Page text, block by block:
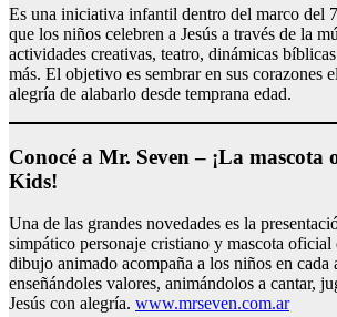
Es una iniciativa infantil dentro del marco del
que los niños celebren a Jesús a través de la
actividades creativas, teatro, dinámicas
más. El objetivo es sembrar en sus corazones
alegría de alabarlo desde temprana edad.
Conocé a Mr. Seven – ¡La mascota
Kids!
Una de las grandes novedades es la
simpático personaje cristiano y mascota
dibujo animado acompaña a los niños en cada
enseñándoles valores, animándolos a cantar,
Jesús con alegría. www.mrseven.com.ar